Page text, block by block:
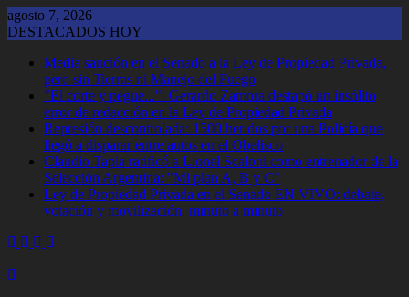
Saltar
al
agosto 7, 2026
DESTACADOS HOY
Media sanción en el Senado a la Ley de Propiedad Privada,
pero sin Tierras ni Manejo del Fuego
"El corte y pegue...": Gerardo Zamora destapó un insólito
error de redacción en la Ley de Propiedad Privada
Represión descontrolada: 1500 heridos por una Policía que
llegó a disparar entre autos en el Obelisco
Claudio Tapia ratificó a Lionel Scaloni como entrenador de la
Selección Argentina: "Mi plan A, B y C"
Ley de Propiedad Privada en el Senado EN VIVO: debate,
votación y movilización, minuto a minuto